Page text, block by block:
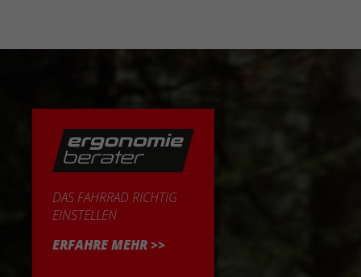
DAS FAHRRAD RICHTIG
EINSTELLEN
ERFAHRE MEHR >>